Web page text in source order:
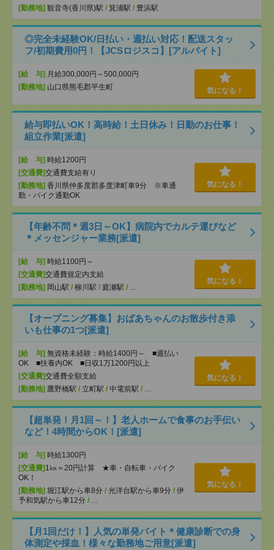
[勤務地] 観音寺(香川県)駅 / 箕浦駅 / 豊浜駅
◎完全未経験OK/日払い・週払い対応！配送スタッ
フ/初期費用0円！【JCSロジスコ】[アルバイト]
[給 与] 月給300,000円～500,000円
[勤務地] 山口県熊毛郡平生町 気になる！
給与即払いOK！高時給！土日休み！日勤のお仕事！
組立作業[派遣]
[給 与] 時給1200円
[交通費]交通費支給有り
[勤務地] 香川県仲多度郡多度津町車9分 ※車通
勤・バイク通勤OK
気になる！
【年齢不問＊週3日～OK】病院内でカルテ運びなど
＊メッセンジャー業務[派遣]
[給 与] 時給1100円～
[交通費]交通費規定内支給
[勤務地] 岡山駅 / 柳川駅 / 庭瀬駅 / …
気になる！
【オープニング募集】おばあちゃんのお散歩付き添
いも仕事の1つ[派遣]
[給 与] 無資格未経験：時給1400円～ ■週払い
OK ■扶養内OK ■日収1万1200円以上
[交通費]交通費全額支給
[勤務地] 鷹野橋駅 / 立町駅 / 中電前駅 / …
気になる！
【超単発！月1回～！】老人ホームで食事のお手伝い
など！4時間からOK！[派遣]
[給 与] 時給1300円
[交通費]1㎞＝20円計算 ★車・自転車・バイク
OK！
[勤務地] 堀江駅から車8分 / 光洋台駅から車9分 / 伊
予和気駅から車12分 / …
気になる！
【月1回だけ！】人気の単発バイト＊健康診断での身
体測定や採血！様々な勤務地ご用意[派遣]